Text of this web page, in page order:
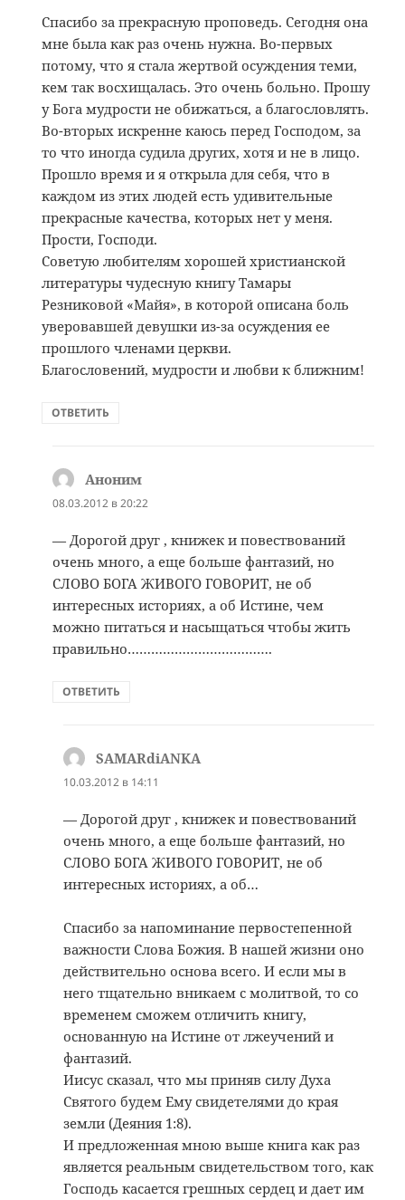
Спасибо за прекрасную проповедь. Сегодня она
мне была как раз очень нужна. Во-первых
потому, что я стала жертвой осуждения теми,
кем так восхищалась. Это очень больно. Прошу
у Бога мудрости не обижаться, а благословлять.
Во-вторых искренне каюсь перед Господом, за
то что иногда судила других, хотя и не в лицо.
Прошло время и я открыла для себя, что в
каждом из этих людей есть удивительные
прекрасные качества, которых нет у меня.
Прости, Господи.
Советую любителям хорошей христианской
литературы чудесную книгу Тамары
Резниковой «Майя», в которой описана боль
уверовавшей девушки из-за осуждения ее
прошлого членами церкви.
Благословений, мудрости и любви к ближним!
ОТВЕТИТЬ
Аноним
08.03.2012 в 20:22
— Дорогой друг , книжек и повествований
очень много, а еще больше фантазий, но
СЛОВО БОГА ЖИВОГО ГОВОРИТ, не об
интересных историях, а об Истине, чем
можно питаться и насыщаться чтобы жить
правильно……………………………….
ОТВЕТИТЬ
SAMARdiANKA:
10.03.2012 в 14:11
— Дорогой друг , книжек и повествований
очень много, а еще больше фантазий, но
СЛОВО БОГА ЖИВОГО ГОВОРИТ, не об
интересных историях, а об…
Спасибо за напоминание первостепенной
важности Слова Божия. В нашей жизни оно
действительно основа всего. И если мы в
него тщательно вникаем с молитвой, то со
временем сможем отличить книгу,
основанную на Истине от лжеучений и
фантазий.
Иисус сказал, что мы приняв силу Духа
Святого будем Ему свидетелями до края
земли (Деяния 1:8).
И предложенная мною выше книга как раз
является реальным свидетельством того, как
Господь касается грешных сердец и дает им